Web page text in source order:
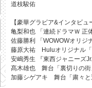
道枝駿佑
【豪華グラビア&インタビュ
亀梨和也 「連続ドラマＷ 正
佐藤勝利 「WOWOWオリジ
藤原大祐 Huluオリジナル
安嶋秀生 『東西ジャニーズ
髙木雄也 舞台「裏切りの街
加藤シゲアキ 舞台「粛々と